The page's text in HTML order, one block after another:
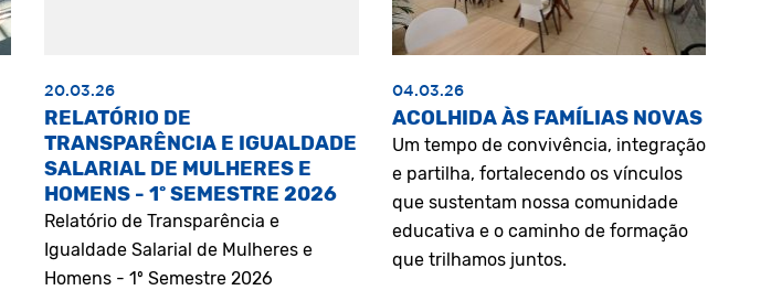
20.03.26
RELATÓRIO DE
TRANSPARÊNCIA E IGUALDADE
SALARIAL DE MULHERES E
HOMENS - 1º SEMESTRE 2026
Relatório de Transparência e
Igualdade Salarial de Mulheres e
Homens - 1º Semestre 2026
04.03.26
ACOLHIDA ÀS FAMÍLIAS NOVAS
Um tempo de convivência, integração
e partilha, fortalecendo os vínculos
que sustentam nossa comunidade
educativa e o caminho de formação
que trilhamos juntos.